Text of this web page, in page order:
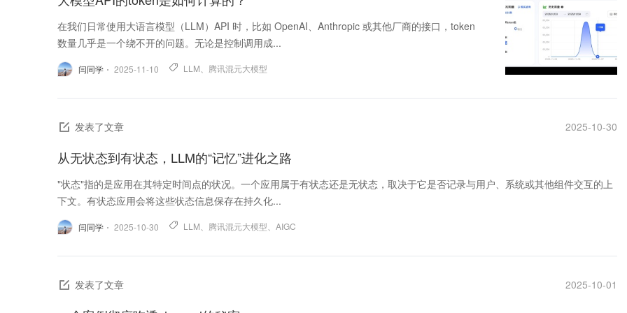
在我们日常使用大语言模型（LLM）API 时，比如 OpenAI、Anthropic 或其他厂商的接口，token
数量几乎是一个绕不开的问题。无论是控制调用成...
闫同学 2025-11-10 LLM、 腾讯混元大模型
发表了文章 2025-10-30
从无状态到有状态，LLM的“记忆”进化之路
"状态"指的是应用在其特定时间点的状况。一个应用属于有状态还是无状态，取决于它是否记录与用户、系统或其他组件交互的上
下文。有状态应用会将这些状态信息保存在持久化...
闫同学 2025-10-30 LLM、 腾讯混元大模型、 AIGC
发表了文章 2025-10-01